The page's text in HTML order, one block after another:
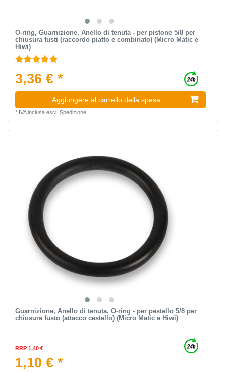
O-ring, Guarnizione, Anello di tenuta - per pistone 5/8 per
chiusura fusti (raccordo piatto e combinato) (Micro Matic e
Hiwi)
3,36 € *
Aggiungere al carrello della spesa
* IVA inclusaescl. Spedizione
Guarnizione, Anello di tenuta, O-ring - per pestello 5/8 per
chiusura fusto (attacco cestello) (Micro Matic e Hiwi)
RRP 1,40 €
1,10 € *